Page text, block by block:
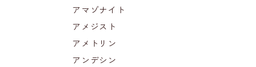
アマゾナイト
アメジスト
アメトリン
アンデシン